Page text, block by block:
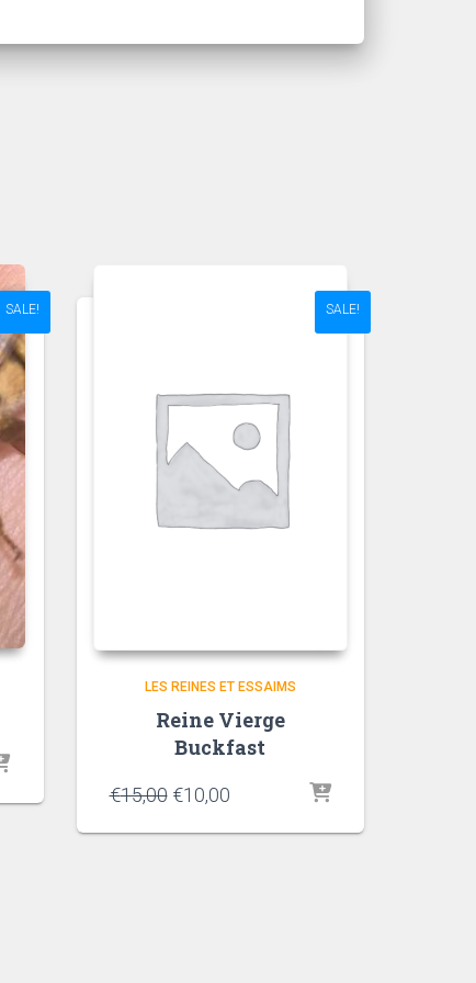
SALE! SALE!
LES REINES ET ESSAIMS
Reine Vierge
Buckfast
€15,00 €10,00